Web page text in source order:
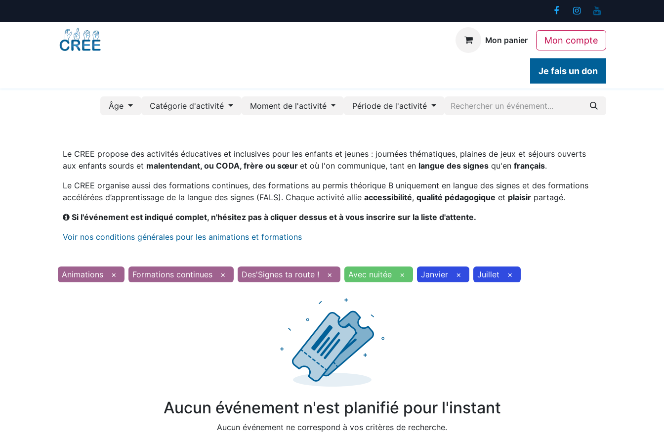
Mon panier Mon compte
Je fais un don
Âge Catégorie d'activité Moment de l'activité Période de l'activité
Le CREE propose des activités éducatives et inclusives pour les enfants et jeunes : journées thématiques, plaines de jeux et séjours ouverts
aux enfants sourds et malentendant, ou CODA, frère ou sœur et où l'on communique, tant en langue des signes qu'en français.
Le CREE organise aussi des formations continues, des formations au permis théorique B uniquement en langue des signes et des formations
accélérées d’apprentissage de la langue des signes (FALS). Chaque activité allie accessibilité, qualité pédagogique et plaisir partagé.
Si l'événement est indiqué complet, n'hésitez pas à cliquer dessus et à vous inscrire sur la liste d'attente.
Voir nos conditions générales pour les animations et formations
Animations × Formations continues × Des'Signes ta route ! × Avec nuitée × Janvier × Juillet ×
Aucun événement n'est planifié pour l'instant
Aucun événement ne correspond à vos critères de recherche.